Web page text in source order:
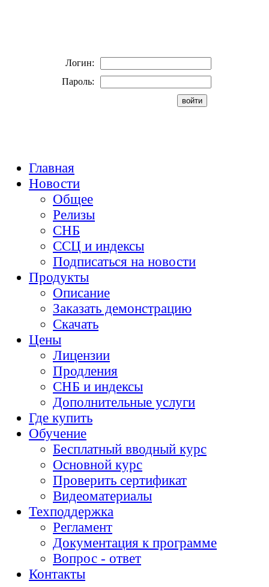
Логин:
Пароль:
Главная
Новости
Общее
Релизы
СНБ
ССЦ и индексы
Подписаться на новости
Продукты
Описание
Заказать демонстрацию
Скачать
Цены
Лицензии
Продления
СНБ и индексы
Дополнительные услуги
Где купить
Обучение
Бесплатный вводный курс
Основной курс
Проверить сертификат
Видеоматериалы
Техподдержка
Регламент
Документация к программе
Вопрос - ответ
Контакты